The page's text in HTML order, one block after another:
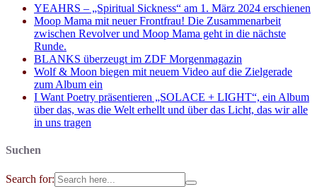
YEAHRS – „Spiritual Sickness“ am 1. März 2024 erschienen
Moop Mama mit neuer Frontfrau! Die Zusammenarbeit
zwischen Revolver und Moop Mama geht in die nächste
Runde.
BLANKS überzeugt im ZDF Morgenmagazin
Wolf & Moon biegen mit neuem Video auf die Zielgerade
zum Album ein
I Want Poetry präsentieren „SOLACE + LIGHT“, ein Album
über das, was die Welt erhellt und über das Licht, das wir alle
in uns tragen
Suchen
Search for: